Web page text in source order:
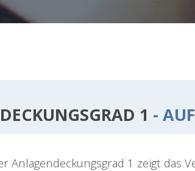
1 -
Anlagendeckungsgrad 1 zeigt das